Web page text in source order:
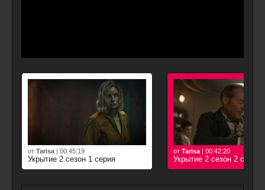
от Tarisa | 00:45:19
Укрытие 2 сезон 1 серия
от Tarisa | 00:42:20
Укрытие 2 сезон 2 серия